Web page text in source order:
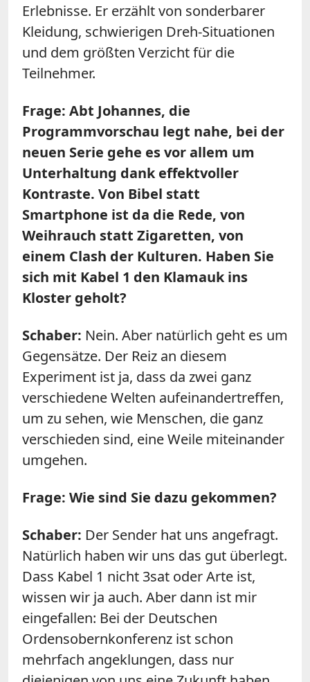
Erlebnisse. Er erzählt von sonderbarer
Kleidung, schwierigen Dreh-Situationen
und dem größten Verzicht für die
Teilnehmer.
Frage: Abt Johannes, die
Programmvorschau legt nahe, bei der
neuen Serie gehe es vor allem um
Unterhaltung dank effektvoller
Kontraste. Von Bibel statt
Smartphone ist da die Rede, von
Weihrauch statt Zigaretten, von
einem Clash der Kulturen. Haben Sie
sich mit Kabel 1 den Klamauk ins
Kloster geholt?
Schaber: Nein. Aber natürlich geht es um
Gegensätze. Der Reiz an diesem
Experiment ist ja, dass da zwei ganz
verschiedene Welten aufeinandertreffen,
um zu sehen, wie Menschen, die ganz
verschieden sind, eine Weile miteinander
umgehen.
Frage: Wie sind Sie dazu gekommen?
Schaber: Der Sender hat uns angefragt.
Natürlich haben wir uns das gut überlegt.
Dass Kabel 1 nicht 3sat oder Arte ist,
wissen wir ja auch. Aber dann ist mir
eingefallen: Bei der Deutschen
Ordensobernkonferenz ist schon
mehrfach angeklungen, dass nur